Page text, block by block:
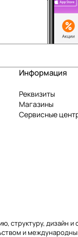
Информация
Реквизиты
Магазины
Сервисные
структуру,
и